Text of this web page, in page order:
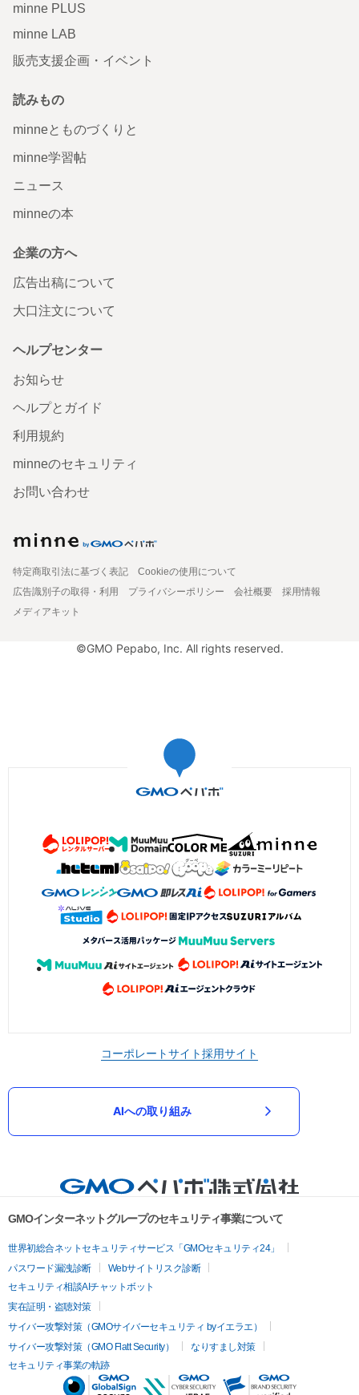
minne PLUS
minne LAB
販売支援企画・イベント
読みもの
minneとものづくりと
minne学習帖
ニュース
minneの本
企業の方へ
広告出稿について
大口注文について
ヘルプセンター
お知らせ
ヘルプとガイド
利用規約
minneのセキュリティ
お問い合わせ
特定商取引法に基づく表記
Cookieの使用について
広告識別子の取得・利用
プライバシーポリシー 会社概要
採用情報
メディアキット
©GMO Pepabo, Inc. All rights reserved.
コーポレートサイト採用サイト
AIへの取り組み
GMOインターネットグループのセキュリティ事業について
世界初総合ネットセキュリティサービス「GMOセキュリティ24」
パスワード漏洩診断
Webサイトリスク診断
セキュリティ相談AIチャットボット
実在証明・盗聴対策
サイバー攻撃対策（GMOサイバーセキュリティ byイエラエ）
サイバー攻撃対策（GMO Flatt Security）
なりすまし対策
セキュリティ事業の軌跡